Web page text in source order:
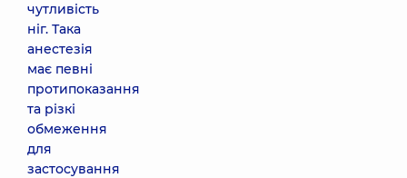
чутливість
ніг. Така
анестезія
має певні
протипоказання
та різкі
обмеження
для
застосування